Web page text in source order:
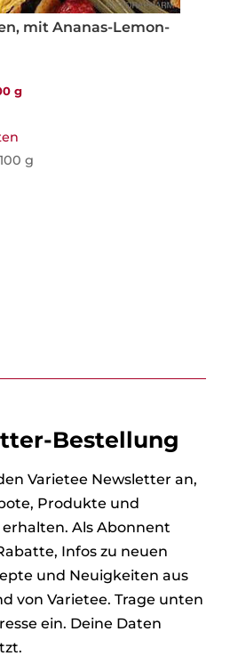
mit Ananas-Lemon-
g
g
Bestellung
Varietee Newsletter an,
Produkte und
Als Abonnent
Infos zu neuen
und Neuigkeiten aus
von Varietee. Trage unten
ein. Deine Daten